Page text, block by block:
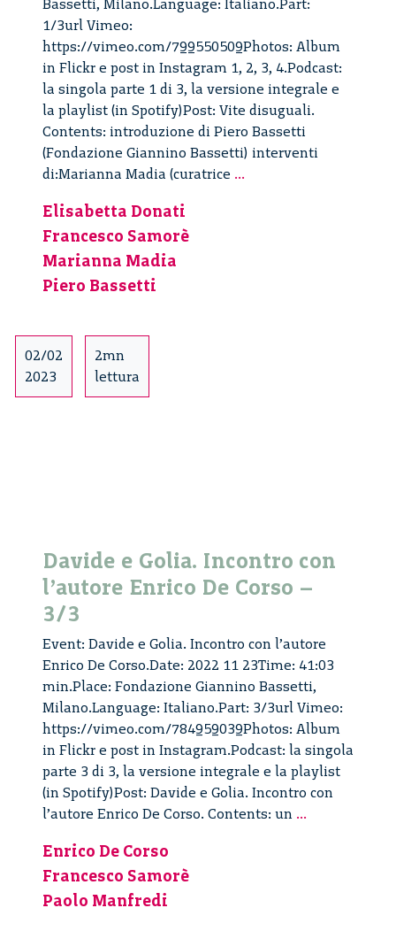
Bassetti, Milano.Language: Italiano.Part:
1/3url Vimeo:
https://vimeo.com/799550509Photos: Album
in Flickr e post in Instagram 1, 2, 3, 4.Podcast:
la singola parte 1 di 3, la versione integrale e
la playlist (in Spotify)Post: Vite disuguali.
Contents: introduzione di Piero Bassetti
(Fondazione Giannino Bassetti) interventi
di:Marianna Madia (curatrice ...
Elisabetta Donati
Francesco Samorè
Marianna Madia
Piero Bassetti
02/02
2023
2mn
lettura
Davide e Golia. Incontro con
l’autore Enrico De Corso –
3/3
Event: Davide e Golia. Incontro con l’autore
Enrico De Corso.Date: 2022 11 23Time: 41:03
min.Place: Fondazione Giannino Bassetti,
Milano.Language: Italiano.Part: 3/3url Vimeo:
https://vimeo.com/784959039Photos: Album
in Flickr e post in Instagram.Podcast: la singola
parte 3 di 3, la versione integrale e la playlist
(in Spotify)Post: Davide e Golia. Incontro con
l’autore Enrico De Corso. Contents: un ...
Enrico De Corso
Francesco Samorè
Paolo Manfredi